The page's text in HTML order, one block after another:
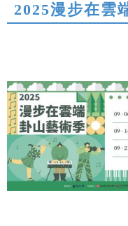
2025漫步在雲